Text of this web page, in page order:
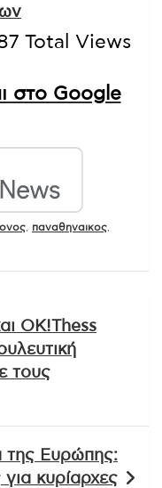
Total Views
στο Google
παναθηναικος
OK!Thess
τους
της Ευρώπης:
κυρίαρχες